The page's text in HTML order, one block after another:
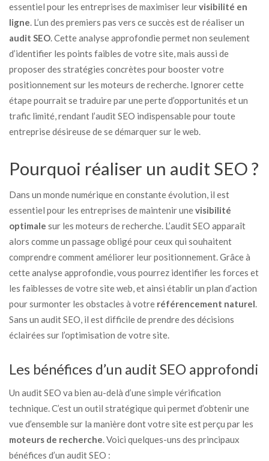
essentiel pour les entreprises de maximiser leurvisibilité en
ligne . L’un des premiers pas vers ce succès est de réaliser un
audit SEO . Cette analyse approfondie permet non seulement
d’identifier les points faibles de votre site, mais aussi de
proposer des stratégies concrètes pour booster votre
positionnement sur les moteurs de recherche. Ignorer cette
étape pourrait se traduire par une perte d’opportunités et un
trafic limité, rendant l’audit SEO indispensable pour toute
entreprise désireuse de se démarquer sur le web.
Pourquoi réaliser un audit SEO ?
Dans un monde numérique en constante évolution, il est
essentiel pour les entreprises de maintenir unevisibilité
optimale sur les moteurs de recherche. L’audit SEO apparaît
alors comme un passage obligé pour ceux qui souhaitent
comprendre comment améliorer leur positionnement. Grâce à
cette analyse approfondie, vous pourrez identifier les forces et
les faiblesses de votre site web, et ainsi établir un plan d’action
pour surmonter les obstacles à votre référencement naturel.
Sans un audit SEO, il est difficile de prendre des décisions
éclairées sur l’optimisation de votre site.
Les bénéfices d’un audit SEO approfondi
Un audit SEO va bien au-delà d’une simple vérification
technique. C’est un outil stratégique qui permet d’obtenir une
vue d’ensemble sur la manière dont votre site est perçu par les
moteurs de recherche. Voici quelques-uns des principaux
bénéfices d’un audit SEO :